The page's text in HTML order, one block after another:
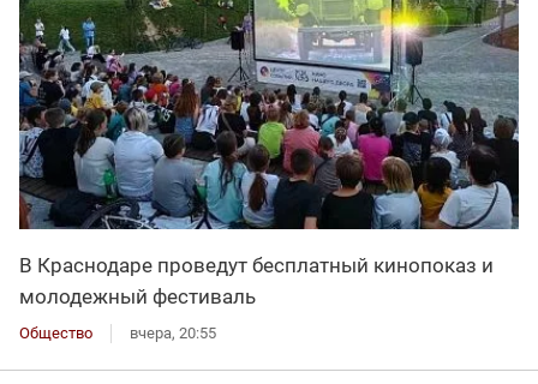
В Краснодаре проведут бесплатный кинопоказ и
молодежный фестиваль
Общество вчера, 20:55